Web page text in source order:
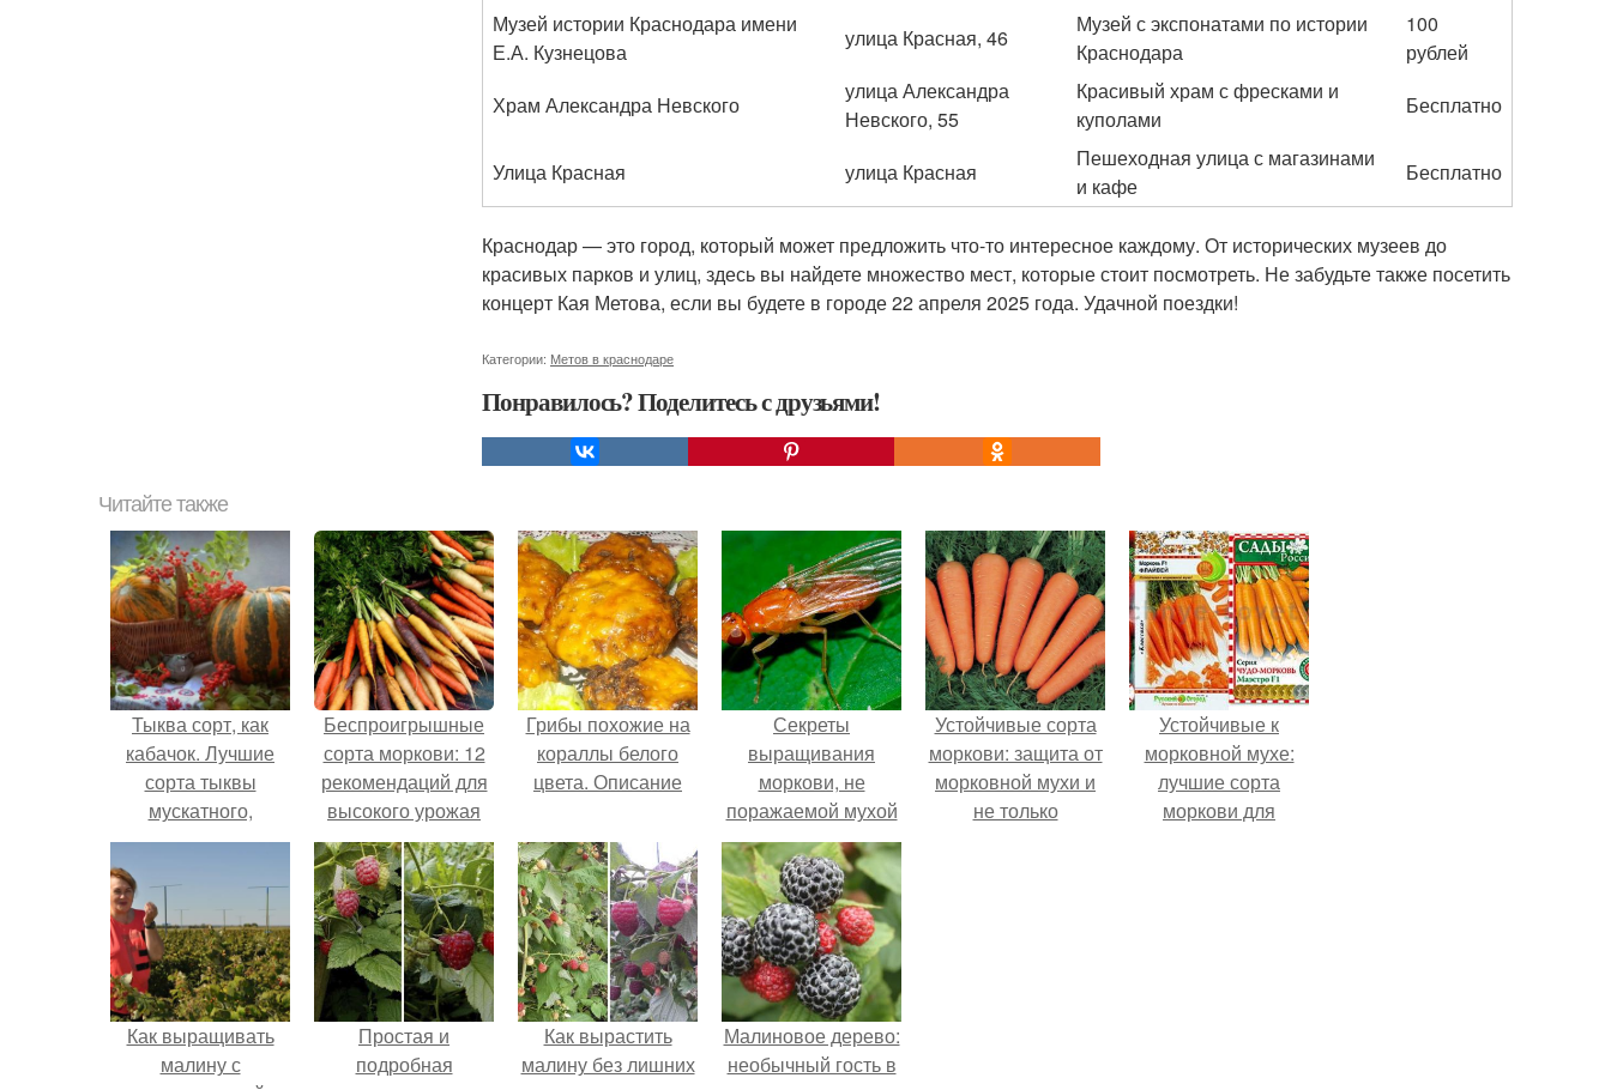
Музей истории Краснодара имени
Е.А. Кузнецова
улица Красная, 46
Музей с экспонатами по истории
Краснодара
100
рублей
Храм Александра Невского
улица Александра
Невского, 55
Красивый храм с фресками и
куполами
Бесплатно
Улица Красная улица Красная
Пешеходная улица с магазинами
и кафе
Бесплатно
Краснодар — это город, который может предложить что-то интересное каждому. От исторических музеев до
красивых парков и улиц, здесь вы найдете множество мест, которые стоит посмотреть. Не забудьте также посетить
концерт Кая Метова, если вы будете в городе 22 апреля 2025 года. Удачной поездки!
Категории: Метов в краснодаре
Понравилось? Поделитесь с друзьями!
Читайте также
Тыква сорт, как
кабачок. Лучшие
сорта тыквы
мускатного,
твердокорого и
крупноплодного
Беспроигрышные
сорта моркови: 12
рекомендаций для
высокого урожая
Грибы похожие на
кораллы белого
цвета. Описание
Секреты
выращивания
моркови, не
поражаемой мухой
Устойчивые сорта
моркови: защита от
морковной мухи и
не только
Устойчивые к
морковной мухе:
лучшие сорта
моркови для
Как выращивать
малину с
Простая и
подробная
Как вырастить
малину без лишних
Малиновое дерево:
необычный гость в